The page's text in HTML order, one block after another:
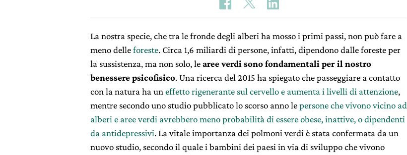
La nostra specie, che tra le fronde degli alberi ha mosso i primi passi, non può fare a
meno delleforeste. Circa 1,6 miliardi di persone, infatti, dipendono dalle foreste per
la sussistenza, ma non solo, learee verdi sono fondamentali per il nostro
benessere psicofisico. Una ricerca del 2015 ha spiegato che passeggiare a contatto
con la natura ha un effetto rigenerante sul cervello e aumenta i livelli di attenzione,
mentre secondo uno studio pubblicato lo scorso anno lepersone che vivono vicino ad
alberi e aree verdi avrebbero meno probabilità di essere obese, inattive, o dipendenti
da antidepressivi. La vitale importanza dei polmoni verdi è stata confermata da un
nuovo studio, secondo il quale i bambini dei paesi in via di sviluppo che vivono